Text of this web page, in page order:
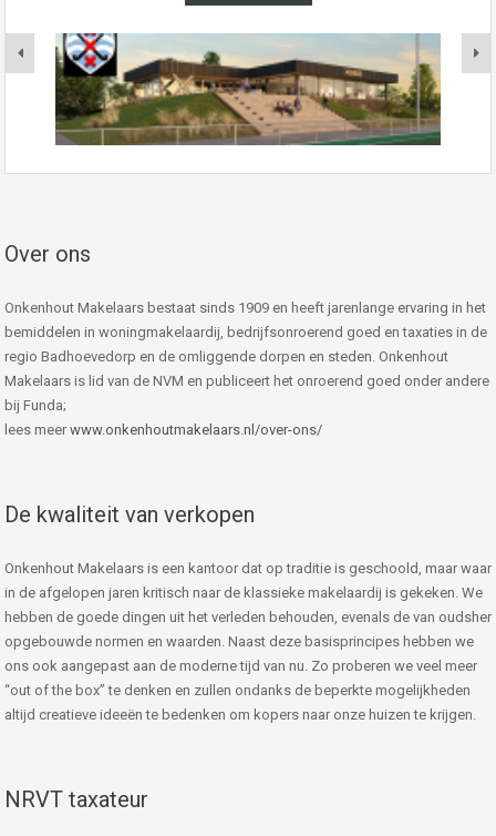
Over ons
Onkenhout Makelaars bestaat sinds 1909 en heeft jarenlange ervaring in het
bemiddelen in woningmakelaardij, bedrijfsonroerend goed en taxaties in de
regio Badhoevedorp en de omliggende dorpen en steden. Onkenhout
Makelaars is lid van de NVM en publiceert het onroerend goed onder andere
bij Funda;
lees meer www.onkenhoutmakelaars.nl/over-ons/
De kwaliteit van verkopen
Onkenhout Makelaars is een kantoor dat op traditie is geschoold, maar waar
in de afgelopen jaren kritisch naar de klassieke makelaardij is gekeken. We
hebben de goede dingen uit het verleden behouden, evenals de van oudsher
opgebouwde normen en waarden. Naast deze basisprincipes hebben we
ons ook aangepast aan de moderne tijd van nu. Zo proberen we veel meer
“out of the box” te denken en zullen ondanks de beperkte mogelijkheden
altijd creatieve ideeën te bedenken om kopers naar onze huizen te krijgen.
NRVT taxateur